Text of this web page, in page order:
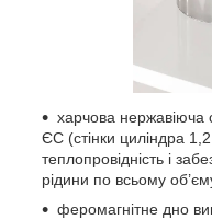
харчова нержавіюча
ЄС (стінки циліндра
теплопровідність і
рідини по всьому
феромагнітне дно